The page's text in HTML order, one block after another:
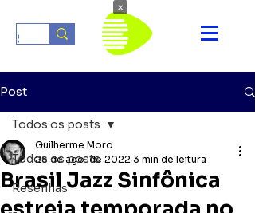
Post
Todos os posts
Resenhas
Todos os posts
Brasil Jazz Sinfônica
Guilherme Moro
25 de ago. de 2022 3 min de leitura
×